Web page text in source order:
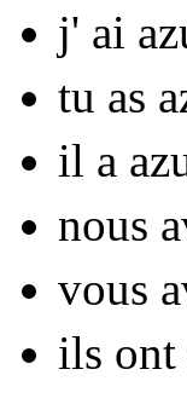
j' ai
tu as
il a
nous
vous
ils ont